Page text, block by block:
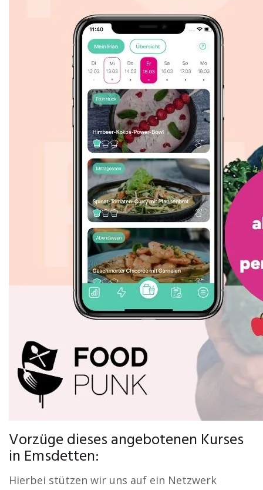
Vorzüge dieses angebotenen Kurses
in Emsdetten:
Hierbei stützen wir uns auf ein Netzwerk